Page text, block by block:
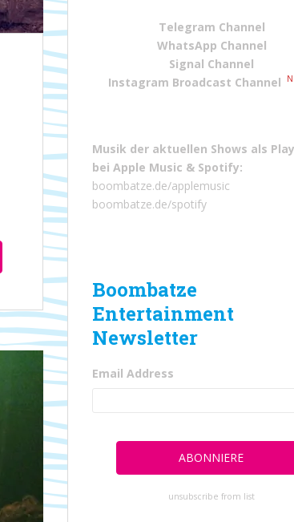
Telegram Channel
WhatsApp Channel
Signal Channel
Instagram Broadcast Channel
Musik der aktuellen Shows als
bei Apple Music & Spotify:
boombatze.de/applemusic
boombatze.de/spotify
Boombatze
Entertainment
Newsletter
Email Address
unsubscribe from list